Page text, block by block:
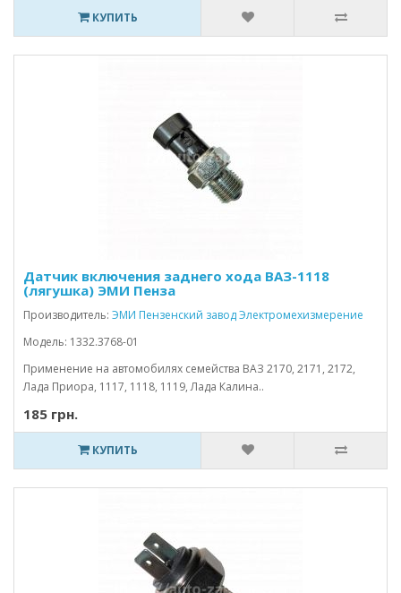
КУПИТЬ
Датчик включения заднего хода ВАЗ-1118
(лягушка) ЭМИ Пенза
Производитель: ЭМИ Пензенский завод Электромехизмерение
Модель: 1332.3768-01
Применение на автомобилях семейства ВАЗ 2170, 2171, 2172,
Лада Приора, 1117, 1118, 1119, Лада Калина..
185 грн.
КУПИТЬ